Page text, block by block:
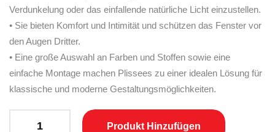
Verdunkelung oder das einfallende natürliche Licht einzustellen.
• Sie bieten Komfort und Intimität und schützen das Fenster vor
den Augen Dritter.
• Eine große Auswahl an Farben und Stoffen sowie eine
einfache Montage machen Plissees zu einer idealen Lösung für
klassische und moderne Gestaltungsmöglichkeiten.
Plissee Rollos quantity
Produkt Hinzufügen